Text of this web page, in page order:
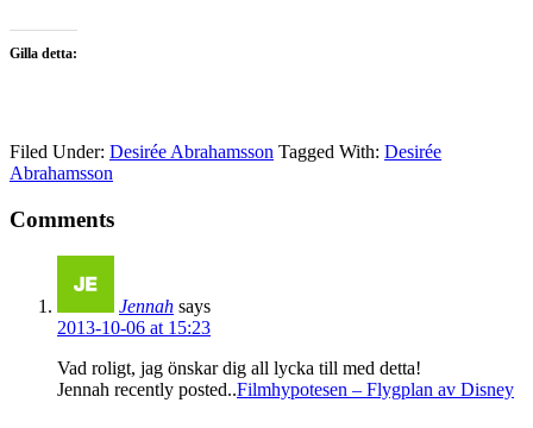
Gilla detta:
Filed Under: Desirée Abrahamsson Tagged With: Desirée
Abrahamsson
Comments
Jennah says
2013-10-06 at 15:23
Vad roligt, jag önskar dig all lycka till med detta!
Jennah recently posted..Filmhypotesen – Flygplan av Disney